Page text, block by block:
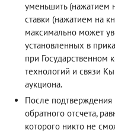
уменьшить (нажатием
ставки (нажатием на
максимально может
установленных в
при Государственном
технологий и связи
аукциона.
После подтверждения
обратного отсчета,
которого никто не